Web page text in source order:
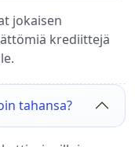
jokaisen
krediittejä
tahansa?